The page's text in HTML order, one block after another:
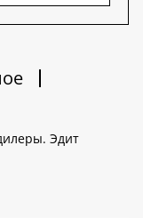
Эдит